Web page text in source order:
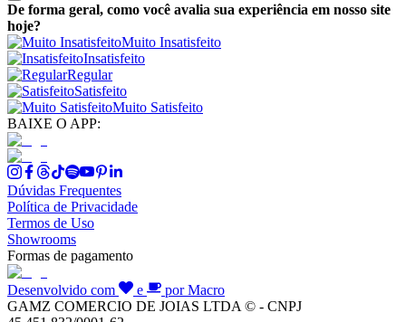
De forma geral, como você avalia sua experiência em nosso site
hoje?
Muito Insatisfeito
Insatisfeito
Regular
Satisfeito
Muito Satisfeito
BAIXE O APP:
Dúvidas Frequentes
Política de Privacidade
Termos de Uso
Showrooms
Formas de pagamento
Desenvolvido com e
por Macro
GAMZ COMERCIO DE JOIAS LTDA © - CNPJ